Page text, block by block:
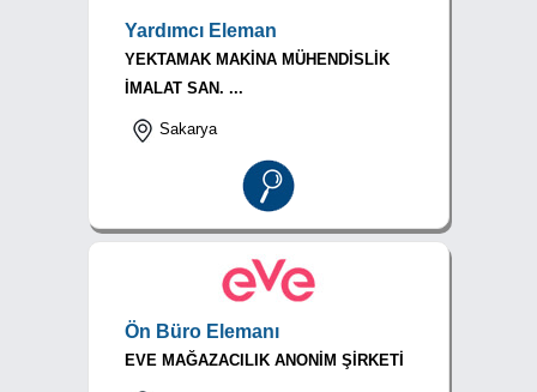
Yardımcı Eleman
YEKTAMAK MAKİNA MÜHENDİSLİK
İMALAT SAN. ...
Sakarya
Ön Büro Elemanı
EVE MAĞAZACILIK ANONİM ŞİRKETİ